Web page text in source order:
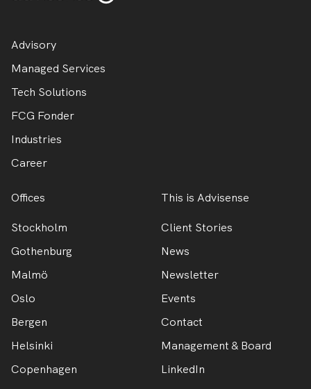
Advisory
Managed Services
Tech Solutions
FCG Fonder
Industries
Career
Offices
Stockholm
Gothenburg
Malmö
Oslo
Bergen
Helsinki
Copenhagen
This is Advisense
Client Stories
News
Newsletter
Events
Contact
Management & Board
LinkedIn